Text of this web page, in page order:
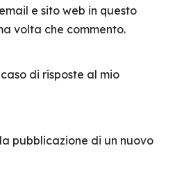
e sito web in questo
volta che commento.
di risposte al mio
pubblicazione di un nuovo